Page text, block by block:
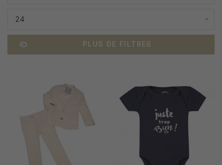
24
PLUS DE FILTRES